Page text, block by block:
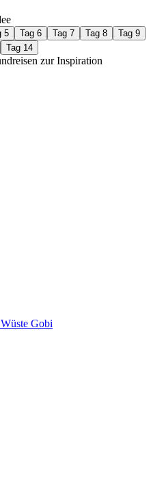
5 Tag 6 Tag 7 Tag 8
Tag 9
Tag 14
zur Inspiration
Gobi